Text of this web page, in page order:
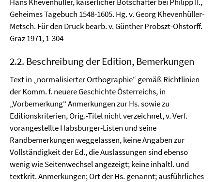
Geheimes Tagebuch 1548-1605. Hg. v. Georg Khevenhüller-
Metsch. Für den Druck bearb. v. Günther Probszt-Ohstorff.
Graz 1971, 1-304
2.2. Beschreibung der Edition, Bemerkungen
Text in „normalisierter Orthographie“ gemäß Richtlinien
der Komm. f. neuere Geschichte Österreichs, in
„Vorbemerkung“ Anmerkungen zur Hs. sowie zu
Editionskriterien, Orig.-Titel nicht verzeichnet, v. Verf.
vorangestellte Habsburger-Listen und seine
Randbemerkungen weggelassen, keine Angaben zur
Vollständigkeit der Ed., die Auslassungen sind ebenso
wenig wie Seitenwechsel angezeigt; keine inhaltl. und
textkrit. Anmerkungen; Ort der Hs. genannt; ausführliches